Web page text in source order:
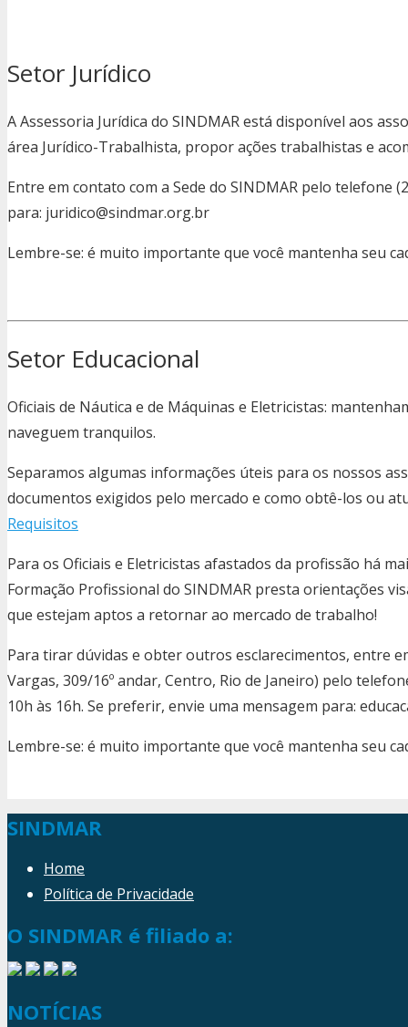
Setor Jurídico
A Assessoria Jurídica do SINDMAR está disponível aos
área Jurídico-Trabalhista, propor ações trabalhistas e
Entre em contato com a Sede do SINDMAR pelo telefone
para: juridico@sindmar.org.br
Lembre-se: é muito importante que você mantenha seu
Setor Educacional
Oficiais de Náutica e de Máquinas e Eletricistas:
naveguem tranquilos.
Separamos algumas informações úteis para os nossos
documentos exigidos pelo mercado e como obtê-los ou
Requisitos
Para os Oficiais e Eletricistas afastados da profissão há
Formação Profissional do SINDMAR presta orientações
que estejam aptos a retornar ao mercado de trabalho!
Para tirar dúvidas e obter outros esclarecimentos, entre
Vargas, 309/16º andar, Centro, Rio de Janeiro) pelo
10h às 16h. Se preferir, envie uma mensagem para:
Lembre-se: é muito importante que você mantenha seu
SINDMAR
Home
Política de Privacidade
O SINDMAR é filiado a:
NOTÍCIAS